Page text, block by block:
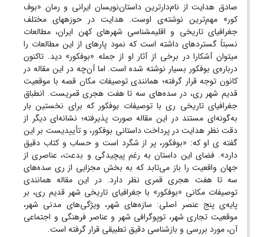
صادق هدایت از نام‌دارترین داستان‌نویسان ایرانی و رمان «بوف
کور» مهم‌ترین نوشته‌ی اوست. هدایت در حوزه‎های مختلف
جغرافیای تاریخی و اقلیم‎شناسی شهرهای کهن ایران، مطالعات
نسبتاً گسترده‎ای داشته است که نمود پاره‎ای از این مطالعات را
می‎توان آشکارا در برخی از آثار او از جمله «بوف‎کور» دید. تاکنون
درباره‌ی بوف‎کور بسیار نوشته شده است. اما آن‌چه در این مقاله در
کانون توجه قرار گرفته؛ همانندی توصیفات مکان قصه با موقعیت
قدیم شهر ری، در سده‌های سه تا هفت هجری‌ قمری‎ست. انطباق
جغرافیای تاریخی ری با توصیفات بوف‎کور که برای نخستین بار
به‌گونه‌ای مستند در این ‌مقاله صورت پذیرفته؛ نشانه‌ای دیگر از
دقت نظر هدایت در پرداخت داستانی بوف‎کور، و تأییدی‎ست بر این
گفته ی او که: «بوف‏کور، پر از شگرد است و حساب و کتاب دقیق
دارد». فضای این داستان به رغم پیچیدگی و بدعت، عناصری از
جهان واقعیت را باز می‌تابد که به بخش مجزایی از ری سده‌های
سه تا هفت هجری قمری نظر دارد. در این مقاله همانندی
توصیفات مکانی «بوف‎کور» با جغرافیای تاریخی شهر قدیم ری، بر
پایه‌ی پنج عنصر اصلی: سازه‌های شهر، ویژگی‌های مدنی شهر،
موقعیت تجاری شهر، توپوگرافی شهر و عناصر فرهنگی و اجتماعی
آن، مورد بررسی و بازشناسی دقیق تطبیقی قرار گرفته است.